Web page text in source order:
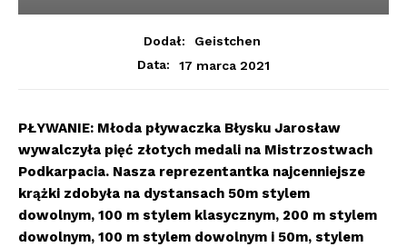
Dodał:
Geistchen
Data:
17 marca 2021
PŁYWANIE: Młoda pływaczka Błysku Jarosław
wywalczyła pięć złotych medali na Mistrzostwach
Podkarpacia. Nasza reprezentantka najcenniejsze
krążki zdobyła na dystansach 50m stylem
dowolnym, 100 m stylem klasycznym, 200 m stylem
dowolnym, 100 m stylem dowolnym i 50m, stylem